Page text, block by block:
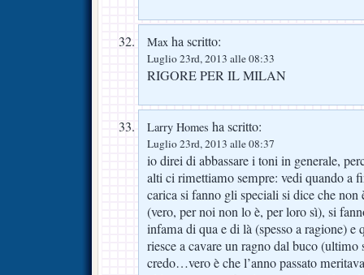
Max ha scritto:
Luglio 23rd, 2013 alle 08:33
RIGORE PER IL MILAN
Larry Homes ha scritto:
Luglio 23rd, 2013 alle 08:37
io direi di abbassare i toni in generale,
alti ci rimettiamo sempre: vedi quando a
carica si fanno gli speciali si dice che non
(vero, per noi non lo è, per loro sì), si
infama di qua e di là (spesso a ragione) e
riesce a cavare un ragno dal buco (ultimo
credo…vero è che l’anno passato